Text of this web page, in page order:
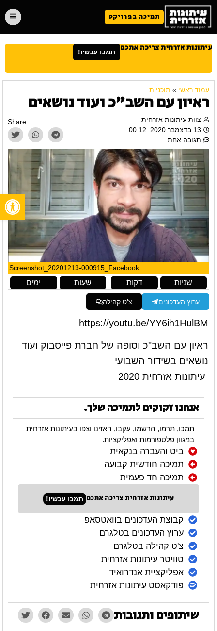
תמיכה בפרויקט
עיתונות אזרחית צריכה אתכם תמכו עכשיו!
עמוד ראשי » תוכניות
ראיון עם השב"כ ועוד נושאים
צוות עיתונות אזרחית
13 בדצמבר 2020. 00:12
תגובה אחת
Share
Screenshot_20201213-000915_Facebook
ימים שעות דקות שניות
ערוץ העדכונים צ'ט קהילה
https://youtu.be/YY6ih1HulBM
ראיון עם השב"כ וסופה של חברת פייסבוק ועוד
נושאים בשידור השבועי
עיתונות אזרחית 2020
אנחנו זקוקים לתמיכה שלך.
תמכו, תרמו, הרשמו, עקבו, האזינו וצפו בעיתונות אזרחית
במגוון פלטפורמות ואפליקציות.
ביט והעברה בנקאית
תמיכה חודשית קבועה
תמיכה חד פעמית
עיתונות אזרחית צריכה אתכם תמכו עכשיו!
קבוצת העדכונים בוואטסאפ
ערוץ העדכונים בטלגרם
צ'ט קהילה בטלגרם
טוויטר עיתונות אזרחית
אפליקציית אנדרואיד
פודקאסט עיתונות אזרחית
שיתופים ותגובות